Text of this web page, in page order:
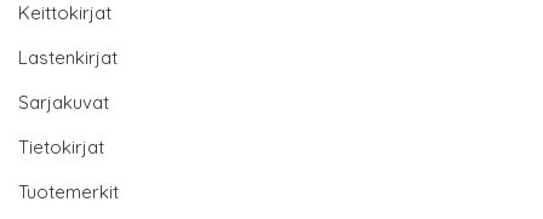
Keittokirjat
Lastenkirjat
Sarjakuvat
Tietokirjat
Tuotemerkit